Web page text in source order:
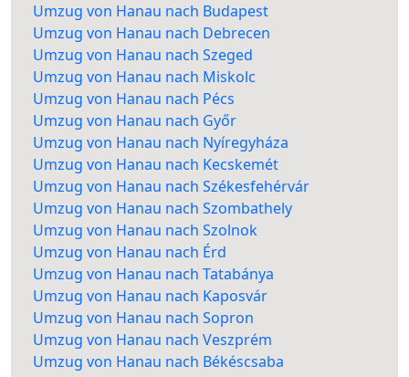
Umzug von Hanau nach Budapest
Umzug von Hanau nach Debrecen
Umzug von Hanau nach Szeged
Umzug von Hanau nach Miskolc
Umzug von Hanau nach Pécs
Umzug von Hanau nach Győr
Umzug von Hanau nach Nyíregyháza
Umzug von Hanau nach Kecskemét
Umzug von Hanau nach Székesfehérvár
Umzug von Hanau nach Szombathely
Umzug von Hanau nach Szolnok
Umzug von Hanau nach Érd
Umzug von Hanau nach Tatabánya
Umzug von Hanau nach Kaposvár
Umzug von Hanau nach Sopron
Umzug von Hanau nach Veszprém
Umzug von Hanau nach Békéscsaba